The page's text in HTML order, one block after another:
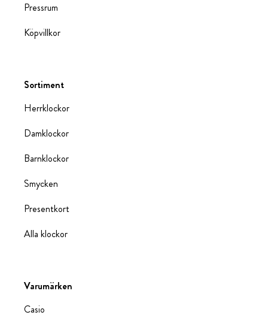
Pressrum
Köpvillkor
Sortiment
Herrklockor
Damklockor
Barnklockor
Smycken
Presentkort
Alla klockor
Varumärken
Casio